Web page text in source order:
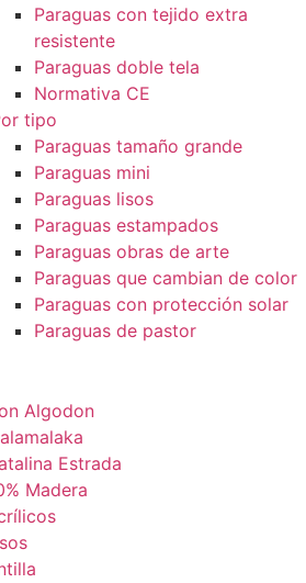
Paraguas con tejido extra
resistente
Paraguas doble tela
Normativa CE
tipo
Paraguas tamaño grande
Paraguas mini
Paraguas lisos
Paraguas estampados
Paraguas obras de arte
Paraguas que cambian de color
Paraguas con protección solar
Paraguas de pastor
Algodon
Estrada
Madera